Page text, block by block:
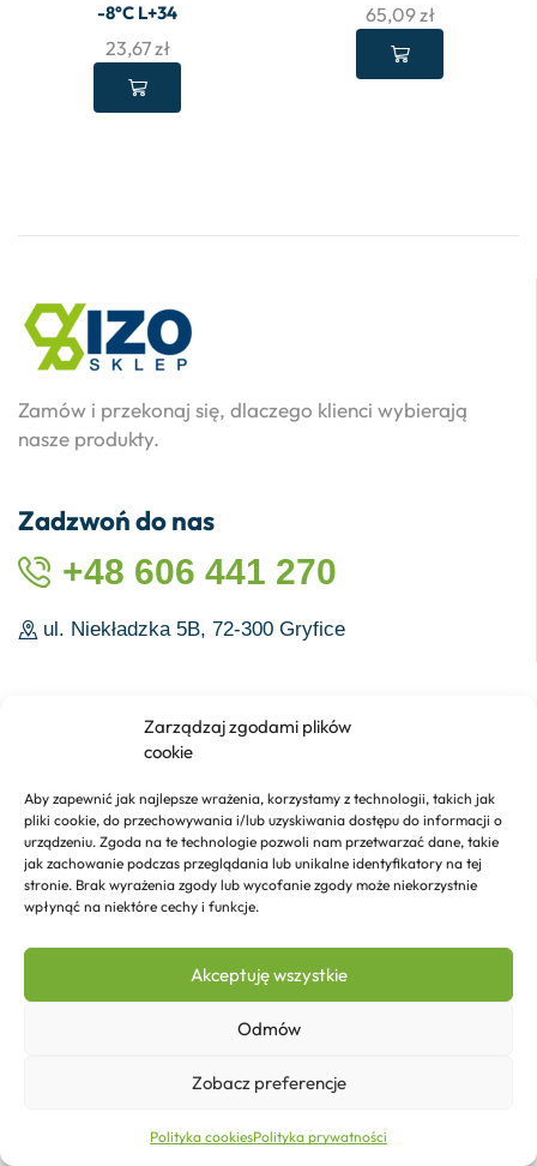
Zarządzaj zgodami plików
cookie
Aby zapewnić jak najlepsze wrażenia, korzystamy z technologii, takich jak
pliki cookie, do przechowywania i/lub uzyskiwania dostępu do informacji o
urządzeniu. Zgoda na te technologie pozwoli nam przetwarzać dane, takie
jak zachowanie podczas przeglądania lub unikalne identyfikatory na tej
stronie. Brak wyrażenia zgody lub wycofanie zgody może niekorzystnie
wpłynąć na niektóre cechy i funkcje.
Akceptuję wszystkie
Odmów
Zobacz preferencje
Polityka cookiesPolityka prywatności
-8°C L+34
23,67zł
65,09zł
Sklep Kontakt
Zamów i przekonaj się, dlaczego klienci wybierają
nasze produkty.
Zadzwoń do nas
+48 606 441 270
ul. Niekładzka 5B, 72-300 Gryfice
Polityka prywatności
Polityka cookie
Reklamacje i zwroty
Formy płatności